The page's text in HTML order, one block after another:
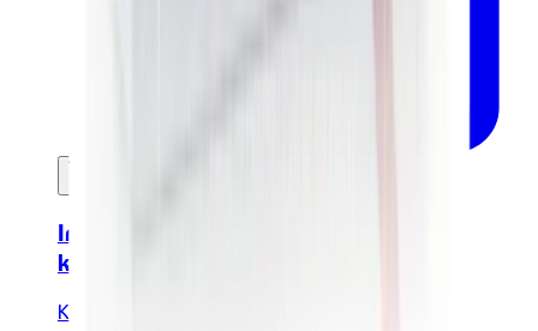
Infusions - Doos met 45 biologische
kruidentheezakjes - 92.5gr
Kusmi Tea